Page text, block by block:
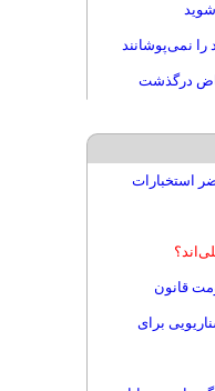
شوید
نمی‌پوشانند
درگذشت
استخبارات
قانون
برای